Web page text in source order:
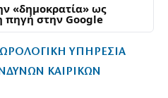
«δημοκρατία» ως
πηγή στην Google
ΥΠΗΡΕΣΙΑ
ΚΑΙΡΙΚΩΝ